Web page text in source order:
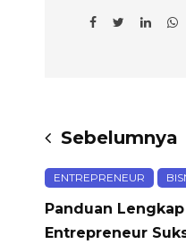
Sebelumnya
ENTREPRENEUR
Panduan
Entrepreneur